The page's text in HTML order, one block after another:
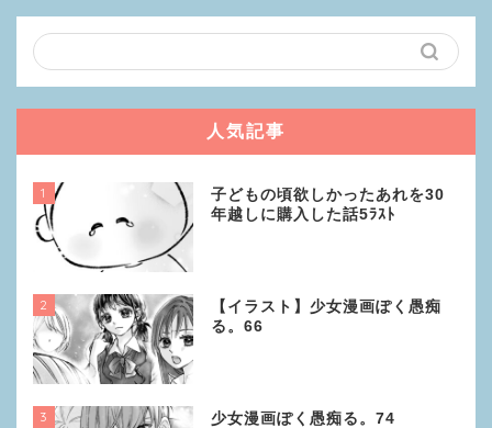
人気記事
1
子どもの頃欲しかったあれを30
年越しに購入した話5ﾗｽﾄ
2
【イラスト】少女漫画ぽく愚痴
る。66
3 少女漫画ぽく愚痴る。74